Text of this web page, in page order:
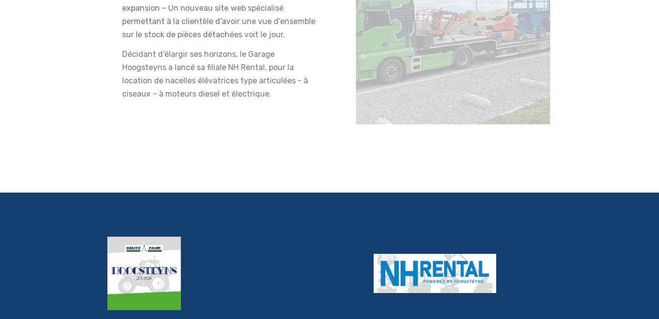
expansion – Un nouveau site web spécialisé
permettant à la clientèle d’avoir une vue d’ensemble
sur le stock de pièces détachées voit le jour.
Décidant d’élargir ses horizons, le Garage
Hoogsteyns a lancé sa filiale NH Rental, pour la
location de nacelles élévatrices type articulées - à
ciseaux – à moteurs diesel et électrique.